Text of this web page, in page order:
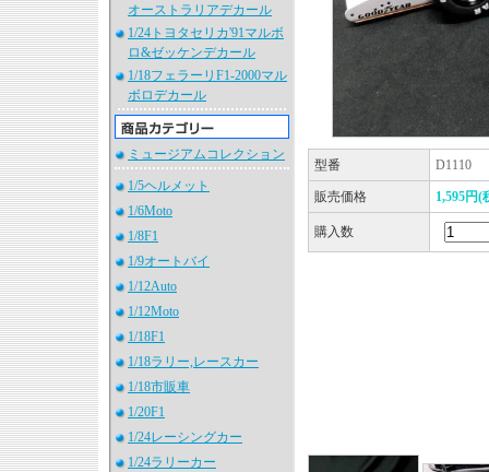
オーストラリアデカール
1/24トヨタセリカ'91マルボ
ロ&ゼッケンデカール
1/18フェラーリF1-2000マル
ボロデカール
ミュージアムコレクション
1/5ヘルメット
1/6Moto
1/8F1
1/9オートバイ
1/12Auto
1/12Moto
1/18F1
1/18ラリー,レースカー
1/18市販車
1/20F1
1/24レーシングカー
1/24ラリーカー
型番 D1110
販売価格 1,595円(
購入数